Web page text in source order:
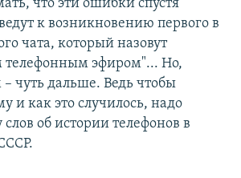
что эти ошибки спустя
к возникновению первого в
чата, который назовут
телефонным эфиром"... Но,
чуть дальше. Ведь чтобы
и как это случилось, надо
слов об истории телефонов в